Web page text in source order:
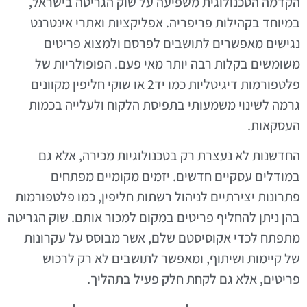
במיוחד בקהילות פריפריה. אפליקציות ואתרי אינטרנט
נגישים מאפשרים לתושבים לפרסם ולמצוא פריטים
משומשים בקלות רבה יותר מאי פעם. הפופולריות של
פלטפורמות דיגיטליות כמו יד2 או שוקי חליפין מקוונים
גרמה לשינוי משמעותי בתפיסת הלקוח ולעלייה בכמות
העסקאות.
החדשנות לא נעצרת רק בטכנולוגיות מכירה, אלא גם
במודלים עסקיים חדשים. יזמים מקומיים מפתחים
פתרונות יצירתיים לניהול רשתות חליפין, כמו פלטפורמות
בהן ניתן להחליף פריטים במקום למכור אותם. שוק הגריטה
מתפתח לכדי אקוסיסטם שלם, אשר מבוסס על עקרונות
של קיימות ושיתוף, ומאפשר לתושבים לא רק לרכוש
פריטים, אלא גם לקחת חלק פעיל בתהליך.